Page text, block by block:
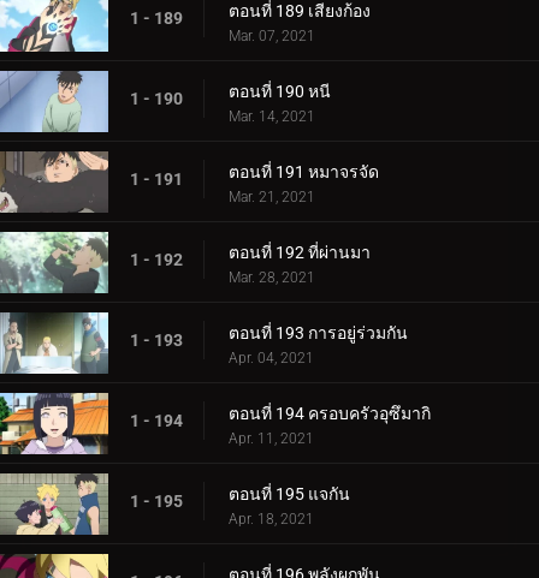
1 - 189 ตอนที่ 189 เสียงก้อง
Mar. 07, 2021
1 - 190 ตอนที่ 190 หนี
Mar. 14, 2021
1 - 191 ตอนที่ 191 หมาจรจัด
Mar. 21, 2021
1 - 192 ตอนที่ 192 ที่ผ่านมา
Mar. 28, 2021
1 - 193 ตอนที่ 193 การอยู่ร่วมกัน
Apr. 04, 2021
1 - 194 ตอนที่ 194 ครอบครัวอุซึมากิ
Apr. 11, 2021
1 - 195 ตอนที่ 195 แจกัน
Apr. 18, 2021